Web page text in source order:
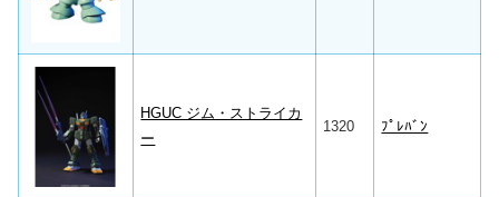
HGUC ジム・ストライカ
ー
1320 ﾌﾟﾚﾊﾞﾝ